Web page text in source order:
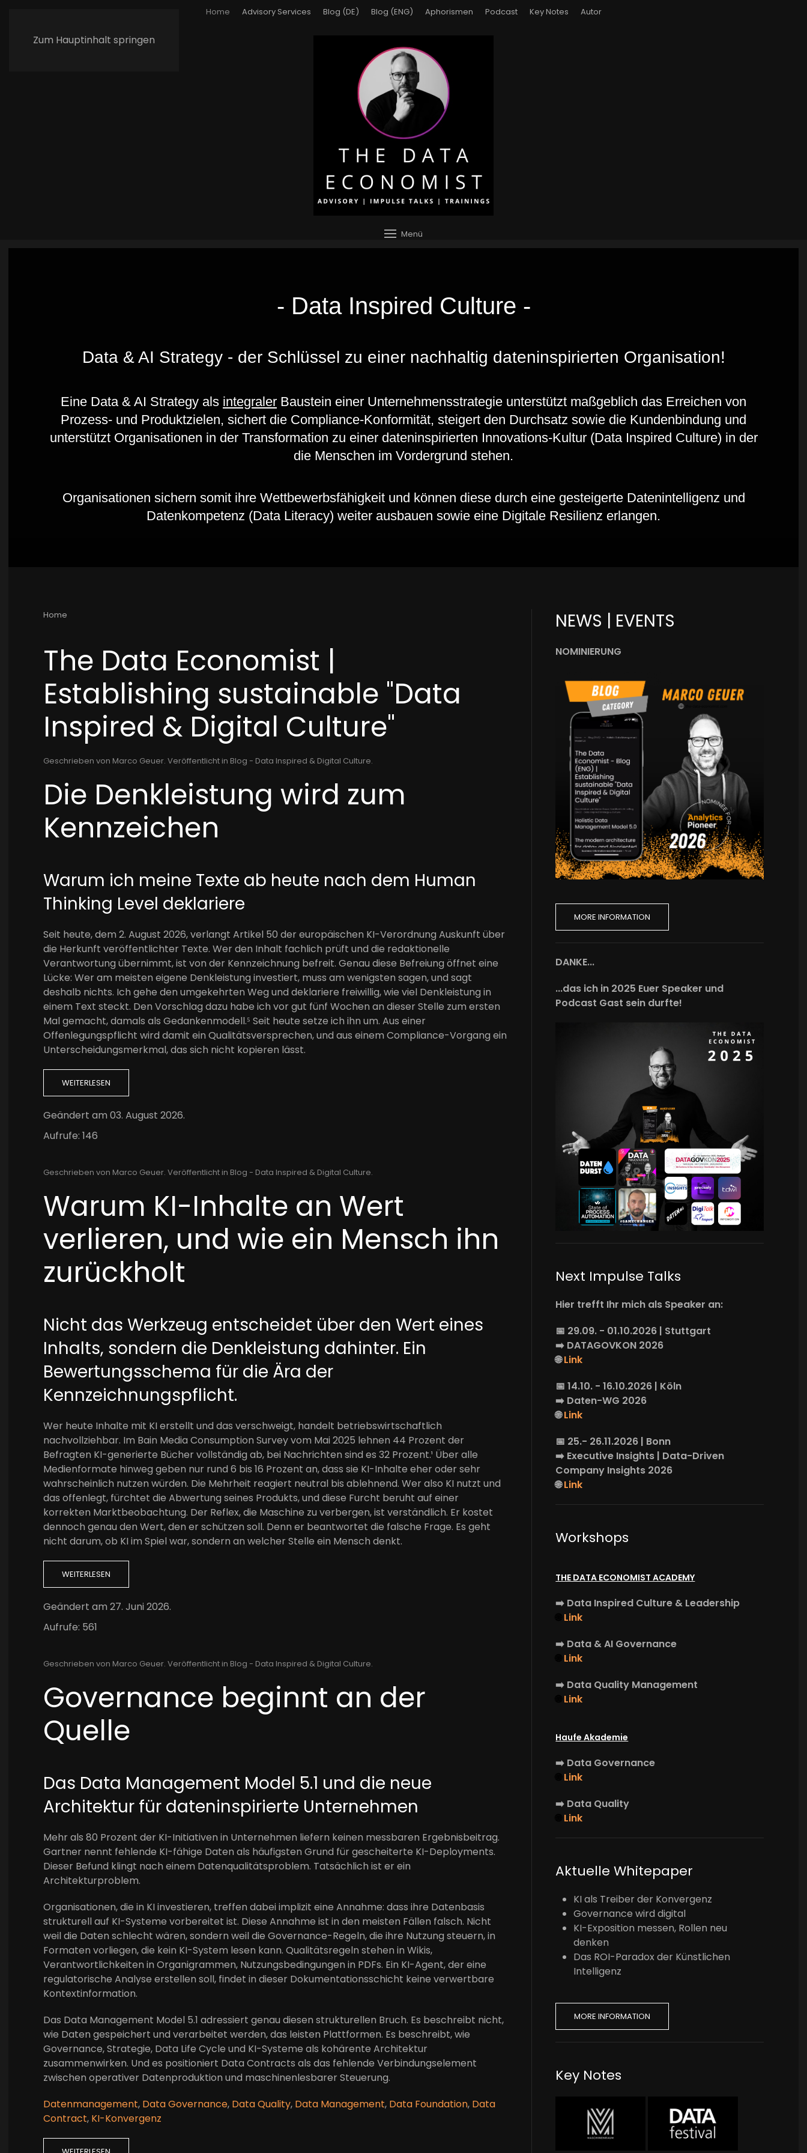
Zum Hauptinhalt springen
Home Advisory Services Blog (DE) Blog (ENG) Aphorismen Podcast Key Notes Autor
Menü
- Data Inspired Culture -
Data & AI Strategy - der Schlüssel zu einer nachhaltig dateninspirierten Organisation!
Eine Data & AI Strategy als integraler Baustein einer Unternehmensstrategie unterstützt maßgeblich das Erreichen von
Prozess- und Produktzielen, sichert die Compliance-Konformität, steigert den Durchsatz sowie die Kundenbindung und
unterstützt Organisationen in der Transformation zu einer dateninspirierten Innovations-Kultur (Data Inspired Culture) in der
die Menschen im Vordergrund stehen.
Organisationen sichern somit ihre Wettbewerbsfähigkeit und können diese durch eine gesteigerte Datenintelligenz und
Datenkompetenz (Data Literacy) weiter ausbauen sowie eine Digitale Resilienz erlangen.
Home
The Data Economist |
Establishing sustainable "Data
Inspired & Digital Culture"
Geschrieben von Marco Geuer. Veröffentlicht in Blog - Data Inspired & Digital Culture.
Die Denkleistung wird zum
Kennzeichen
Warum ich meine Texte ab heute nach dem Human
Thinking Level deklariere
Seit heute, dem 2. August 2026, verlangt Artikel 50 der europäischen KI-Verordnung Auskunft über
die Herkunft veröffentlichter Texte. Wer den Inhalt fachlich prüft und die redaktionelle
Verantwortung übernimmt, ist von der Kennzeichnung befreit. Genau diese Befreiung öffnet eine
Lücke: Wer am meisten eigene Denkleistung investiert, muss am wenigsten sagen, und sagt
deshalb nichts. Ich gehe den umgekehrten Weg und deklariere freiwillig, wie viel Denkleistung in
einem Text steckt. Den Vorschlag dazu habe ich vor gut fünf Wochen an dieser Stelle zum ersten
Mal gemacht, damals als Gedankenmodell.⁵ Seit heute setze ich ihn um. Aus einer
Offenlegungspflicht wird damit ein Qualitätsversprechen, und aus einem Compliance-Vorgang ein
Unterscheidungsmerkmal, das sich nicht kopieren lässt.
WEITERLESEN
Geändert am 03. August 2026.
Aufrufe: 146
Geschrieben von Marco Geuer. Veröffentlicht in Blog - Data Inspired & Digital Culture.
Warum KI-Inhalte an Wert
verlieren, und wie ein Mensch ihn
zurückholt
Nicht das Werkzeug entscheidet über den Wert eines
Inhalts, sondern die Denkleistung dahinter. Ein
Bewertungsschema für die Ära der
Kennzeichnungspflicht.
Wer heute Inhalte mit KI erstellt und das verschweigt, handelt betriebswirtschaftlich
nachvollziehbar. Im Bain Media Consumption Survey vom Mai 2025 lehnen 44 Prozent der
Befragten KI-generierte Bücher vollständig ab, bei Nachrichten sind es 32 Prozent.¹ Über alle
Medienformate hinweg geben nur rund 6 bis 16 Prozent an, dass sie KI-Inhalte eher oder sehr
wahrscheinlich nutzen würden. Die Mehrheit reagiert neutral bis ablehnend. Wer also KI nutzt und
das offenlegt, fürchtet die Abwertung seines Produkts, und diese Furcht beruht auf einer
korrekten Marktbeobachtung. Der Reflex, die Maschine zu verbergen, ist verständlich. Er kostet
dennoch genau den Wert, den er schützen soll. Denn er beantwortet die falsche Frage. Es geht
nicht darum, ob KI im Spiel war, sondern an welcher Stelle ein Mensch denkt.
WEITERLESEN
Geändert am 27. Juni 2026.
Aufrufe: 561
Geschrieben von Marco Geuer. Veröffentlicht in Blog - Data Inspired & Digital Culture.
Governance beginnt an der
Quelle
Das Data Management Model 5.1 und die neue
Architektur für dateninspirierte Unternehmen
Mehr als 80 Prozent der KI-Initiativen in Unternehmen liefern keinen messbaren Ergebnisbeitrag.
Gartner nennt fehlende KI-fähige Daten als häufigsten Grund für gescheiterte KI-Deployments.
Dieser Befund klingt nach einem Datenqualitätsproblem. Tatsächlich ist er ein
Architekturproblem.
Organisationen, die in KI investieren, treffen dabei implizit eine Annahme: dass ihre Datenbasis
strukturell auf KI-Systeme vorbereitet ist. Diese Annahme ist in den meisten Fällen falsch. Nicht
weil die Daten schlecht wären, sondern weil die Governance-Regeln, die ihre Nutzung steuern, in
Formaten vorliegen, die kein KI-System lesen kann. Qualitätsregeln stehen in Wikis,
Verantwortlichkeiten in Organigrammen, Nutzungsbedingungen in PDFs. Ein KI-Agent, der eine
regulatorische Analyse erstellen soll, findet in dieser Dokumentationsschicht keine verwertbare
Kontextinformation.
Das Data Management Model 5.1 adressiert genau diesen strukturellen Bruch. Es beschreibt nicht,
wie Daten gespeichert und verarbeitet werden, das leisten Plattformen. Es beschreibt, wie
Governance, Strategie, Data Life Cycle und KI-Systeme als kohärente Architektur
zusammenwirken. Und es positioniert Data Contracts als das fehlende Verbindungselement
zwischen operativer Datenproduktion und maschinenlesbarer Steuerung.
Datenmanagement, Data Governance, Data Quality, Data Management, Data Foundation, Data
Contract, KI-Konvergenz
NEWS | EVENTS
NOMINIERUNG
MORE INFORMATION
DANKE...
...das ich in 2025 Euer Speaker und
Podcast Gast sein durfte!
Next Impulse Talks
Hier trefft Ihr mich als Speaker an:
📅 29.09. - 01.10.2026 | Stuttgart
➡️ DATAGOVKON 2026
🌐Link
📅 14.10. - 16.10.2026 | Köln
➡️ Daten-WG 2026
🌐Link
📅 25.- 26.11.2026 | Bonn
➡️ Executive Insights | Data-Driven
Company Insights 2026
🌐Link
Workshops
THE DATA ECONOMIST ACADEMY
➡️ Data Inspired Culture & Leadership
Link
➡️ Data & AI Governance
Link
➡️ Data Quality Management
Link
Haufe Akademie
➡️ Data Governance
Link
➡️ Data Quality
Link
Aktuelle Whitepaper
KI als Treiber der Konvergenz
Governance wird digital
KI-Exposition messen, Rollen neu
denken
Das ROI-Paradox der Künstlichen
Intelligenz
MORE INFORMATION
Key Notes